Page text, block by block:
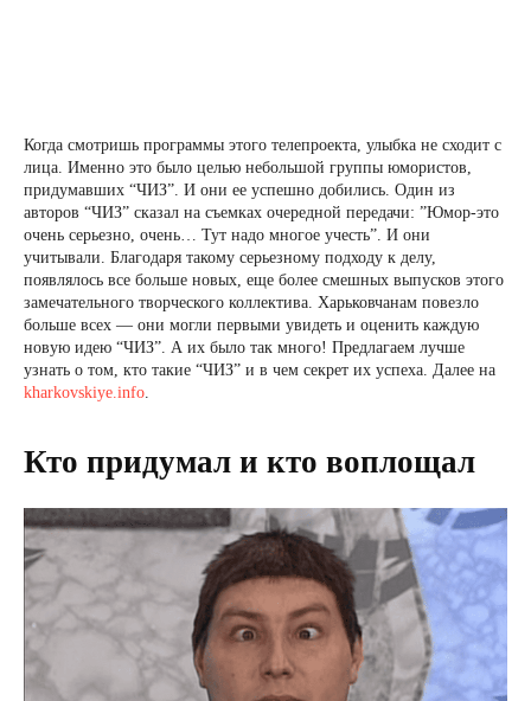
Когда смотришь программы этого телепроекта, улыбка не сходит с
лица. Именно это было целью небольшой группы юмористов,
придумавших “ЧИЗ”. И они ее успешно добились. Один из
авторов “ЧИЗ” сказал на съемках очередной передачи: ”Юмор-это
очень серьезно, очень… Тут надо многое учесть”. И они
учитывали. Благодаря такому серьезному подходу к делу,
появлялось все больше новых, еще более смешных выпусков этого
замечательного творческого коллектива. Харьковчанам повезло
больше всех — они могли первыми увидеть и оценить каждую
новую идею “ЧИЗ”. А их было так много! Предлагаем лучше
узнать о том, кто такие “ЧИЗ” и в чем секрет их успеха. Далее на
kharkovskiye.info.
Кто придумал и кто воплощал